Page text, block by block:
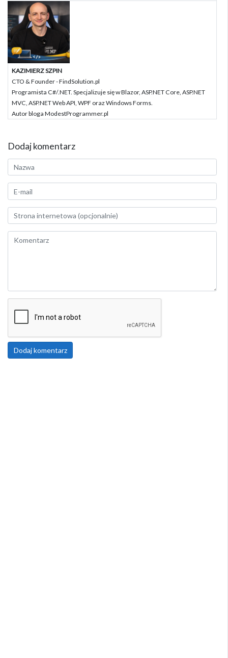
KAZIMIERZ SZPIN
CTO & Founder - FindSolution.pl
Programista C#/.NET. Specjalizuje się w Blazor, ASP.NET Core, ASP.NET
MVC, ASP.NET Web API, WPF oraz Windows Forms.
Autor bloga ModestProgrammer.pl
Dodaj komentarz
Dodaj komentarz